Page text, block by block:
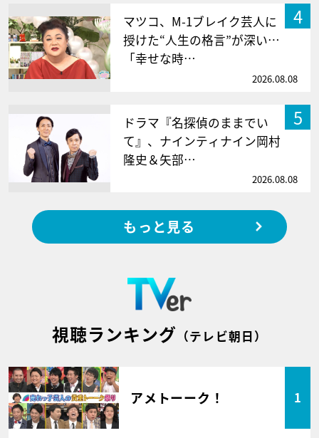
4
マツコ、M-1ブレイク芸人に
授けた“人生の格言”が深い…
「幸せな時…
2026.08.08
5
ドラマ『名探偵のままでい
て』、ナインティナイン岡村
隆史＆矢部…
2026.08.08
もっと見る
視聴ランキング （テレビ朝日）
アメトーーク！ 1